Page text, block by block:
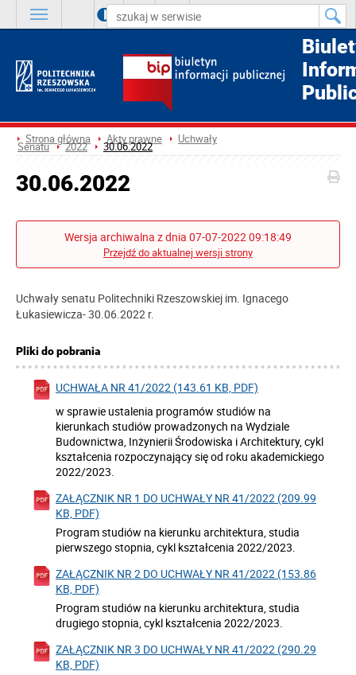
A A A
Strona główna Akty prawne Uchwały
Senatu 2022 30.06.2022
30.06.2022
Wersja archiwalna z dnia 07-07-2022 09:18:49
Przejdź do aktualnej wersji strony
Uchwały senatu Politechniki Rzeszowskiej im. Ignacego
Łukasiewicza- 30.06.2022 r.
Pliki do pobrania
UCHWAŁA NR 41/2022 (143.61 KB, PDF)
w sprawie ustalenia programów studiów na
kierunkach studiów prowadzonych na Wydziale
Budownictwa, Inżynierii Środowiska i Architektury, cykl
kształcenia rozpoczynający się od roku akademickiego
2022/2023.
ZAŁĄCZNIK NR 1 DO UCHWAŁY NR 41/2022 (209.99
KB, PDF)
Program studiów na kierunku architektura, studia
pierwszego stopnia, cykl kształcenia 2022/2023.
ZAŁĄCZNIK NR 2 DO UCHWAŁY NR 41/2022 (153.86
KB, PDF)
Program studiów na kierunku architektura, studia
drugiego stopnia, cykl kształcenia 2022/2023.
ZAŁĄCZNIK NR 3 DO UCHWAŁY NR 41/2022 (290.29
KB, PDF)